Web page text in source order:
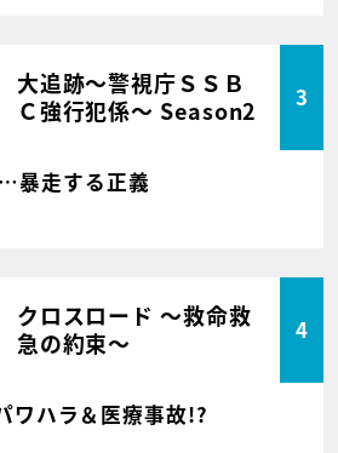
大追跡～警視庁ＳＳＢ
Ｃ強行犯係～ Season2
3
暴走する正義
クロスロード ～救命救
急の約束～
4
ハラ＆医療事故!?